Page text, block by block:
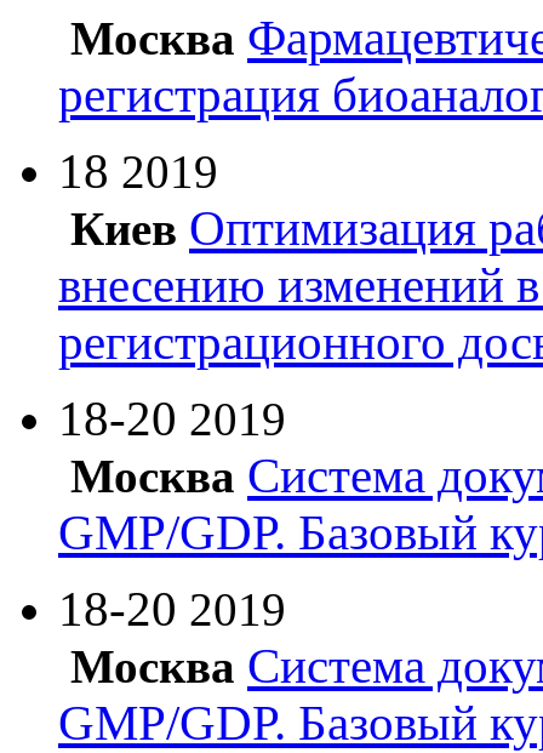
Москва
регистрация
18 2019
Киев Оптимизация
внесению изменений
регистрационного
18-20 2019
Москва Система
GMP/GDP. Базовый
18-20 2019
Москва Система
GMP/GDP. Базовый